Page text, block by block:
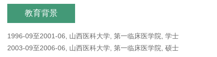
教育背景
1996-09至2001-06, 山西医科大学, 第一临床医学院, 学士
2003-09至2006-06, 山西医科大学, 第一临床医学院, 硕士